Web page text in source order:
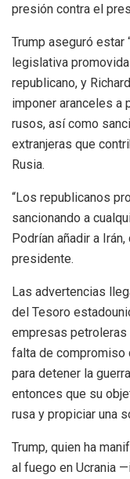
presión contra el
Trump aseguró estar
legislativa
republicano, y
imponer aranceles a
rusos, así como
extranjeras que
Rusia.
“Los republicanos
sancionando a
Podrían añadir a
presidente.
Las advertencias
del Tesoro
empresas petroleras
falta de compromiso
para detener la
entonces que su
rusa y propiciar una
Trump, quien ha
al fuego en Ucrania